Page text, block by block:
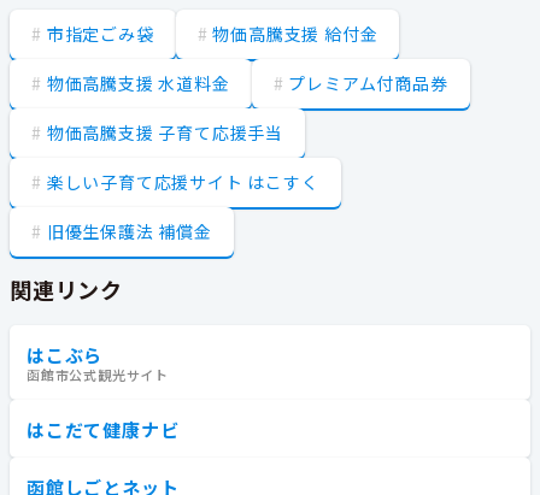
市指定ごみ袋 物価高騰支援 給付金
物価高騰支援 水道料金 プレミアム付商品券
物価高騰支援 子育て応援手当
楽しい子育て応援サイト はこすく
旧優生保護法 補償金
関連リンク
はこぶら
函館市公式観光サイト
はこだて健康ナビ
函館しごとネット